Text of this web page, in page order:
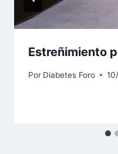
Estreñimiento
Por Diabetes Foro